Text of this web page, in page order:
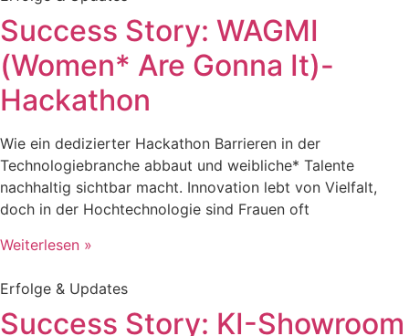
Success Story: WAGMI
(Women* Are Gonna It)-
Hackathon
Wie ein dedizierter Hackathon Barrieren in der
Technologiebranche abbaut und weibliche* Talente
nachhaltig sichtbar macht. Innovation lebt von Vielfalt,
doch in der Hochtechnologie sind Frauen oft
Weiterlesen »
Erfolge & Updates
Success Story: KI-Showroom